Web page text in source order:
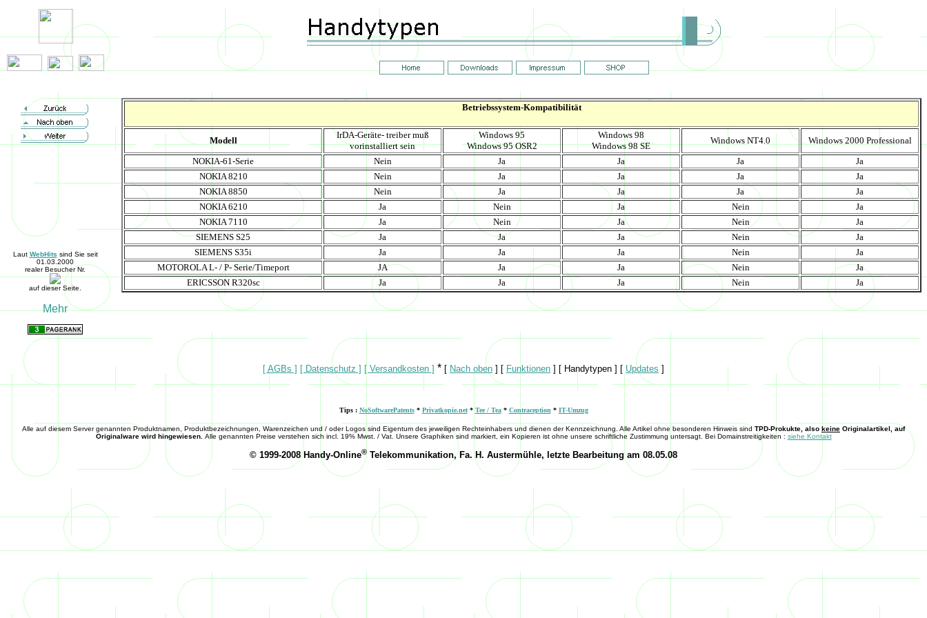
Laut WebHits sind Sie seit
01.03.2000
realer Besucher Nr.
auf dieser Seite.
Betriebssystem-Kompatibilität
Modell
IrDA-Geräte- treiber muß
vorinstalliert sein
Windows 95
Windows 95 OSR2
Windows 98
Windows 98 SE
Windows NT4.0
Windows 2000 Professional
NOKIA-61-Serie
Nein Ja Ja Ja
Ja
NOKIA 8210
Nein Ja Ja Ja
Ja
NOKIA 8850
Nein Ja Ja Ja
Ja
NOKIA 6210
Ja Nein Ja Nein
Ja
NOKIA 7110
Ja Nein Ja Nein
Ja
SIEMENS S25
Ja Ja Ja Nein
Ja
SIEMENS S35i
Ja Ja Ja Nein
Ja
MOTOROLA L- / P- Serie/Timeport
JA Ja Ja Nein
Ja
ERICSSON R320sc
Ja Ja Ja Nein Ja
[ AGBs ] [ Datenschutz ] [ Versandkosten ] * [ Nach oben ] [ Funktionen ] [ Handytypen ] [ Updates ]
Tips : NoSoftwarePatents* Privatkopie.net* Tee / Tea* Contraception * IT-Umzug
Alle auf diesem Server genannten Produktnamen, Produktbezeichnungen, Warenzeichen und / oderLogos sind Eigentum des jeweiligen Rechteinhabers und dienen der Kennzeichnung. Alle Artikel ohne besonderen Hinweis sindTPD-Prokukte, also keine Originalartikel, auf
Originalware wird hingewiesen. Alle genannten Preise verstehen sich incl. 19% Mwst. / Vat. Unsere Graphiken sind markiert, ein Kopieren ist ohne unsere schriftliche Zustimmung untersagt. Bei Domainstreitigkeiten : siehe Kontakt
© 1999-2008 Handy-Online® Telekommunikation, Fa. H. Austermühle, letzte Bearbeitung am 08.05.08